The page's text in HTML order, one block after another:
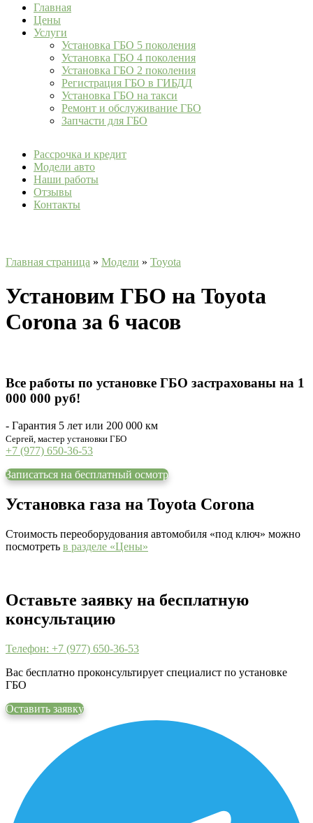
Главная
Цены
Услуги
Установка ГБО 5 поколения
Установка ГБО 4 поколения
Установка ГБО 2 поколения
Регистрация ГБО в ГИБДД
Установка ГБО на такси
Ремонт и обслуживание ГБО
Запчасти для ГБО
Рассрочка и кредит
Модели авто
Наши работы
Отзывы
Контакты
Главная страница » Модели » Toyota
Установим ГБО на Toyota
Corona за 6 часов
Все работы по установке ГБО застрахованы на 1
000 000 руб!
- Гарантия 5 лет или 200 000 км
Сергей, мастер установки ГБО
+7 (977) 650-36-53
Записаться на бесплатный осмотр
Установка газа на Toyota Corona
Стоимость переоборудования автомобиля «под ключ» можно
посмотреть в разделе «Цены»
Оставьте заявку на бесплатную
консультацию
Телефон: +7 (977) 650-36-53
Вас бесплатно проконсультирует специалист по установке
ГБО
Оставить заявку